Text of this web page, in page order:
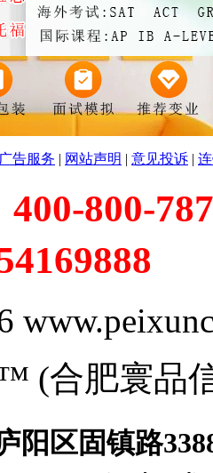
广告服务 | 网站声明 | 意见投诉 |
800-
(合肥寰品
阳区固镇路